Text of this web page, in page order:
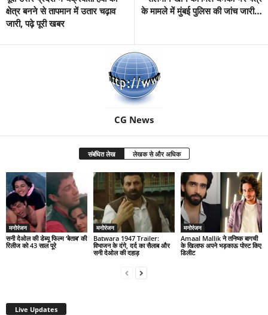
क्षेत्र बनने से तापमान में उतार चढ़ाव
जारी, पढ़े पूरी खबर
के मामले में मुंबई पुलिस की जांच जारी…
CG News
संबंधित लेख लेखक से और अधिक
मनोरंजन
सनी देओल की डेब्यू फिल्म ‘बेताब’ की
रिलीज को 43 साल पूरे
मनोरंजन
Batwara 1947 Trailer:
विभाजन के दंगे, दर्द का सैलाब और
सनी देओल की दहाड़
मनोरंजन
Amaal Mallik ने तनिष्क बागची
के खिलाफ अपने भड़काऊ पोस्ट किए
डिलीट
Live Updates